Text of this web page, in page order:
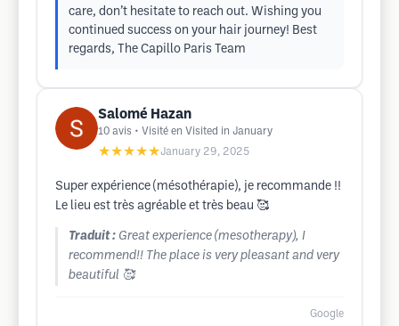
care, don’t hesitate to reach out. Wishing you
continued success on your hair journey! Best
regards, The Capillo Paris Team
Salomé Hazan
10 avis • Visité en Visited in January
★★★★★January 29, 2025
Super expérience (mésothérapie), je recommande !!
Le lieu est très agréable et très beau 🥰
Traduit : Great experience (mesotherapy), I
recommend!! The place is very pleasant and very
beautiful 🥰
Google